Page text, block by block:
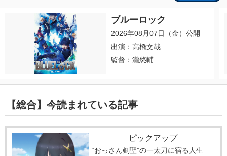
ブルーロック
2026年08月07日（金）公開
出演：高橋文哉
監督：瀧悠輔
【総合】今読まれている記事
ピックアップ
“おっさん剣聖”の一太刀に宿る人生